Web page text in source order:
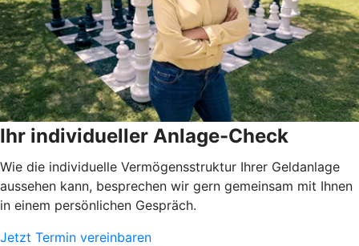
Ihr individueller Anlage-Check
Wie die individuelle Vermögensstruktur Ihrer Geldanlage
aussehen kann, besprechen wir gern gemeinsam mit Ihnen
in einem persönlichen Gespräch.
Jetzt Termin vereinbaren